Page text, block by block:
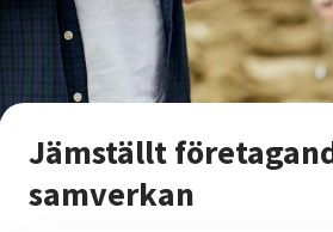
Jämställt
samverkan